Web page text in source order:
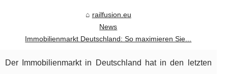
railfusion.eu
News
Immobilienmarkt Deutschland: So maximieren Sie...
Der Immobilienmarkt in Deutschland hat in den letzten